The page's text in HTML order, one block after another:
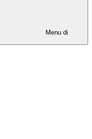
Menu di